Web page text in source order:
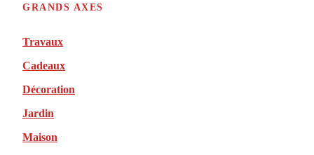
GRANDS AXES
Travaux
Cadeaux
Décoration
Jardin
Maison